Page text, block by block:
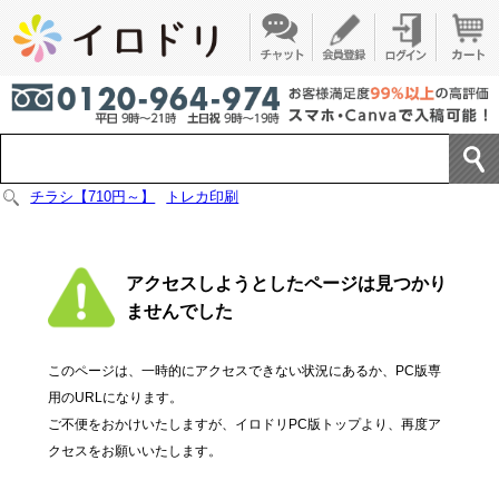
チラシ【710円～】 トレカ印刷
アクセスしようとしたページは見つかり
ませんでした
このページは、一時的にアクセスできない状況にあるか、PC版専
用のURLになります。
ご不便をおかけいたしますが、イロドリPC版トップより、再度ア
クセスをお願いいたします。